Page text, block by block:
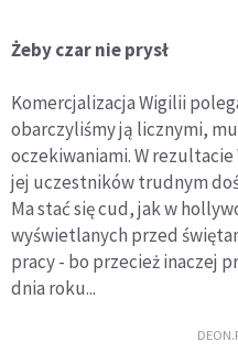
Żeby czar nie prysł
Komercjalizacja Wigilii
obarczyliśmy ją licznymi,
oczekiwaniami. W
jej uczestników trudnym
Ma stać się cud, jak w
wyświetlanych przed
pracy - bo przecież inaczej
dnia roku...